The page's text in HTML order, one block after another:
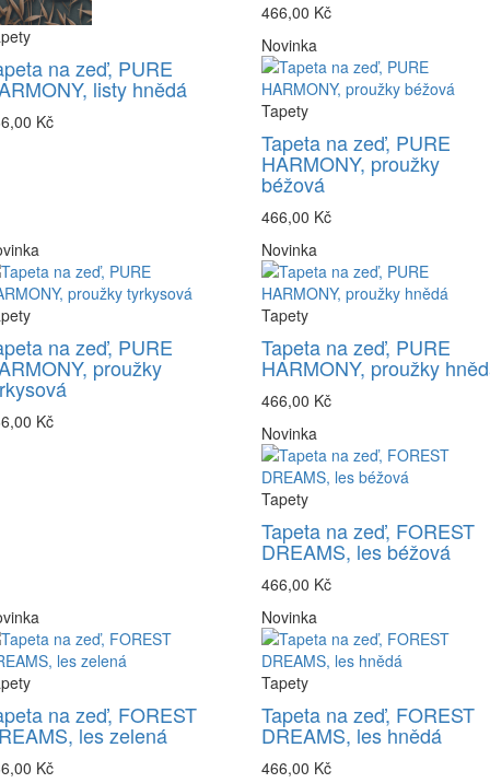
na zeď, PURE
listy hnědá
Kč
466,00 Kč
Novinka
Tapety
Tapeta na zeď, PURE
HARMONY, proužky
béžová
466,00 Kč
na zeď, PURE
proužky
Kč
Novinka
Tapety
Tapeta na zeď, PURE
HARMONY, proužky
466,00 Kč
Novinka
Tapety
Tapeta na zeď, FOREST
DREAMS, les béžová
466,00 Kč
na zeď, FOREST
les zelená
Kč
Novinka
Tapety
Tapeta na zeď, FOREST
DREAMS, les hnědá
466,00 Kč